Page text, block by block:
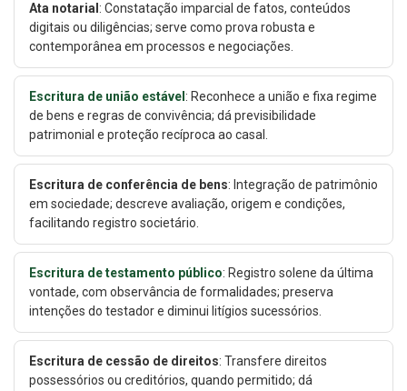
Ata notarial : Constatação imparcial de fatos, conteúdos
digitais ou diligências; serve como prova robusta e
contemporânea em processos e negociações.
Escritura de união estável : Reconhece a união e fixa regime
de bens e regras de convivência; dá previsibilidade
patrimonial e proteção recíproca ao casal.
Escritura de conferência de bens: Integração de patrimônio
em sociedade; descreve avaliação, origem e condições,
facilitando registro societário.
Escritura de testamento público: Registro solene da última
vontade, com observância de formalidades; preserva
intenções do testador e diminui litígios sucessórios.
Escritura de cessão de direitos: Transfere direitos
possessórios ou creditórios, quando permitido; dá